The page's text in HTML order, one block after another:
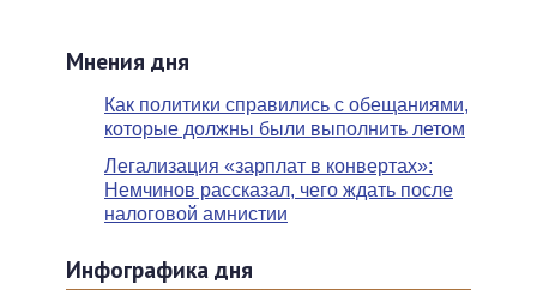
Мнения дня
Как политики справились с обещаниями,
которые должны были выполнить летом
Легализация «зарплат в конвертах»:
Немчинов рассказал, чего ждать после
налоговой амнистии
Инфографика дня